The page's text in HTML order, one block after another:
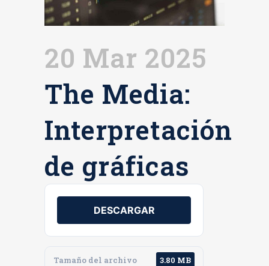
20 Mar 2025
The Media:
Interpretación
de gráficas
DESCARGAR
Tamaño del archivo 3.80 MB